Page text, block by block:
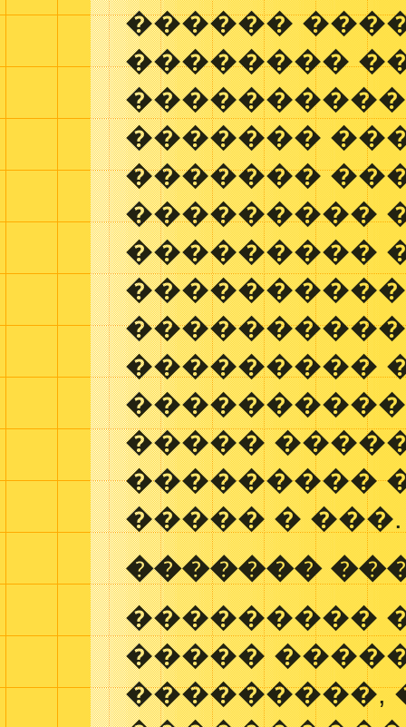
������
��������
�������
�������
���������
���������
���������
�����
���������
����� � ���.
�������
���������
�����
���������,